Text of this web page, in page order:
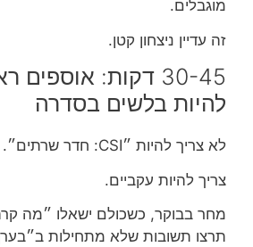
מוגבלים.
זה עדיין ניצחון קטן.
30-45 דקות: אוספים
להיות בלשים בסדרה
לא צריך להיות ״CSI: חדר שרתים״.
צריך להיות עקביים.
מחר בבוקר, כשכולם ישאלו ״מה
תרצו תשובות שלא מתחילות